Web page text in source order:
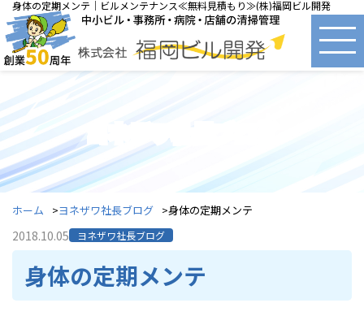
身体の定期メンテ｜ビルメンテナンス≪無料見積もり≫(株)福岡ビル開発
ヨネザワ社長ブログ
ホーム ヨネザワ社長ブログ 身体の定期メンテ
2018.10.05 ヨネザワ社長ブログ
身体の定期メンテ